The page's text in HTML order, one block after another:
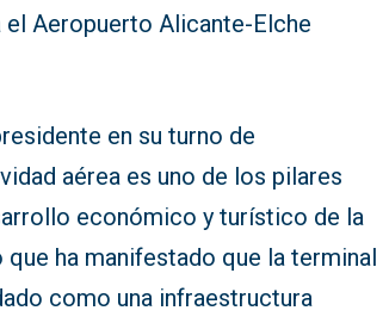
el Aeropuerto Alicante-Elche
en su turno de
aérea es uno de los pilares
económico y turístico de la
que ha manifestado que la terminal
como una infraestructura